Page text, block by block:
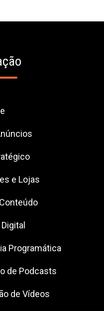
e Lojas
Programática
de Podcasts
de Vídeos